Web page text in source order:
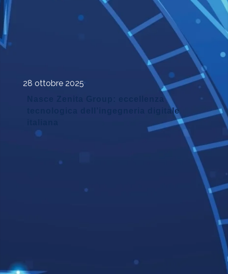
28 ottobre 2025
Nasce Zenita Group: eccellenza
tecnologica dell’ingegneria digitale